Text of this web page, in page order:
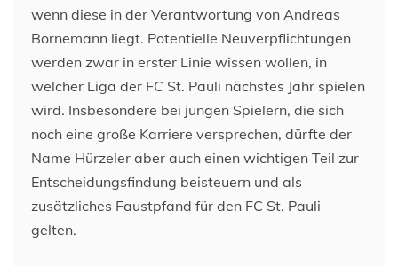
wenn diese in der Verantwortung von Andreas
Bornemann liegt. Potentielle Neuverpflichtungen
werden zwar in erster Linie wissen wollen, in
welcher Liga der FC St. Pauli nächstes Jahr spielen
wird. Insbesondere bei jungen Spielern, die sich
noch eine große Karriere versprechen, dürfte der
Name Hürzeler aber auch einen wichtigen Teil zur
Entscheidungsfindung beisteuern und als
zusätzliches Faustpfand für den FC St. Pauli
gelten.